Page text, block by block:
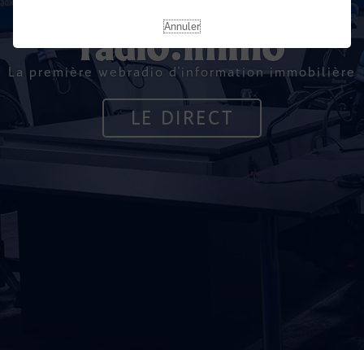
radio.immo
La première webradio d'information immobilière
LE DIRECT
Annuler